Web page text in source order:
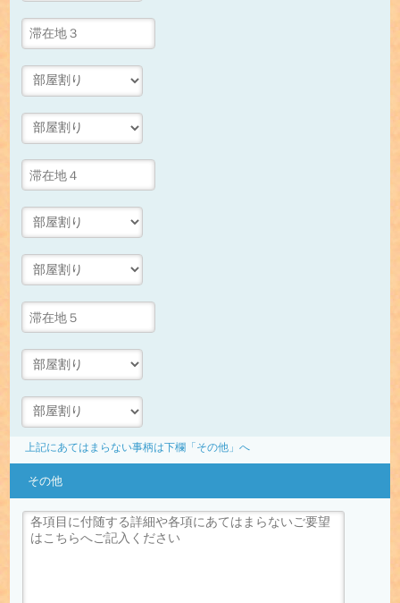
上記にあてはまらない事柄は下欄「その他」へ
その他